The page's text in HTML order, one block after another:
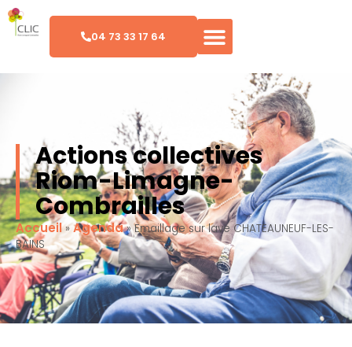
04 73 33 17 64
Actions collectives
Riom-Limagne-
Combrailles
Accueil»Agenda»Emaillage sur lave CHATEAUNEUF-LES-
BAINS